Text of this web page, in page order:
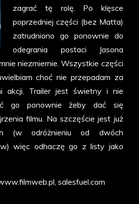
zagrać tę rolę. Po klęsce
poprzedniej części (bez Matta)
zatrudniono go ponownie do
odegrania postaci Jasona
niezmiernie. Wszystkie części
choć nie przepadam za
akcji. Trailer jest świetny i nie
go ponownie żeby dać się
filmu. Na szczęście jest już
(w odróżnieniu od dwóch
więc odhaczę go z listy jako
salesfuel.com